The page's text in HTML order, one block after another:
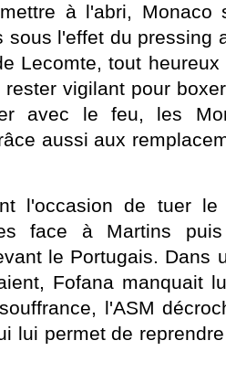
à l'abri, Monaco
sous l'effet du pressing
Lecomte, tout
vigilant pour
avec le feu, les
aussi aux
l'occasion de tuer le
face à Martins
le Portugais. Dans
Fofana manquait
l'ASM
lui permet de